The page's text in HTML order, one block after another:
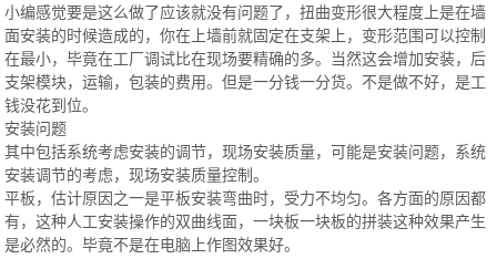
小编感觉要是这么做了应该就没有问题了，扭曲变形很大程度上是在墙
面安装的时候造成的，你在上墙前就固定在支架上，变形范围可以控制
在最小，毕竟在工厂调试比在现场要精确的多。当然这会增加安装，后
支架模块，运输，包装的费用。但是一分钱一分货。不是做不好，是工
钱没花到位。
安装问题
其中包括系统考虑安装的调节，现场安装质量，可能是安装问题，系统
安装调节的考虑，现场安装质量控制。
平板，估计原因之一是平板安装弯曲时，受力不均匀。各方面的原因都
有，这种人工安装操作的双曲线面，一块板一块板的拼装这种效果产生
是必然的。毕竟不是在电脑上作图效果好。